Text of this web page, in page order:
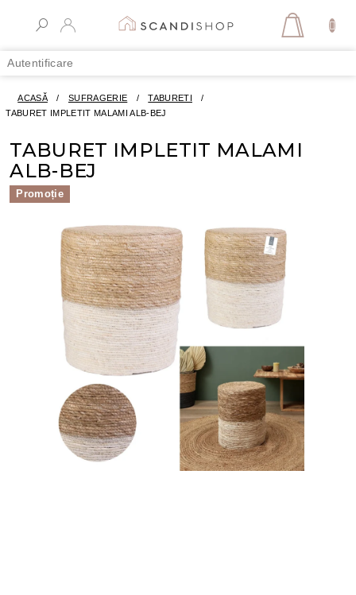
conținut
Autentificare
COŞ
ACASĂ / SUFRAGERIE / TABURETI
/
TABURET IMPLETIT MALAMI ALB-BEJ
TABURET IMPLETIT MALAMI
ALB-BEJ
Promoție